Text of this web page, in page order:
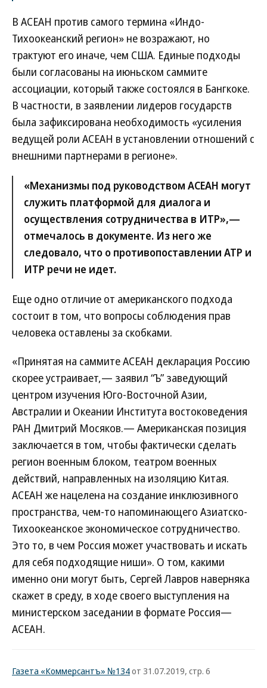
В АСЕАН против самого термина «Индо-
Тихоокеанский регион» не возражают, но
трактуют его иначе, чем США. Единые подходы
были согласованы на июньском саммите
ассоциации, который также состоялся в Бангкоке.
В частности, в заявлении лидеров государств
была зафиксирована необходимость «усиления
ведущей роли АСЕАН в установлении отношений с
внешними партнерами в регионе».
«Механизмы под руководством АСЕАН могут
служить платформой для диалога и
осуществления сотрудничества в ИТР»,—
отмечалось в документе. Из него же
следовало, что о противопоставлении АТР и
ИТР речи не идет.
Еще одно отличие от американского подхода
состоит в том, что вопросы соблюдения прав
человека оставлены за скобками.
«Принятая на саммите АСЕАН декларация Россию
скорее устраивает,— заявил “Ъ” заведующий
центром изучения Юго-Восточной Азии,
Австралии и Океании Института востоковедения
РАН Дмитрий Мосяков.— Американская позиция
заключается в том, чтобы фактически сделать
регион военным блоком, театром военных
действий, направленных на изоляцию Китая.
АСЕАН же нацелена на создание инклюзивного
пространства, чем-то напоминающего Азиатско-
Тихоокеанское экономическое сотрудничество.
Это то, в чем Россия может участвовать и искать
для себя подходящие ниши». О том, какими
именно они могут быть, Сергей Лавров наверняка
скажет в среду, в ходе своего выступления на
министерском заседании в формате Россия—
АСЕАН.
Газета «Коммерсантъ» №134от 31.07.2019, стр. 6